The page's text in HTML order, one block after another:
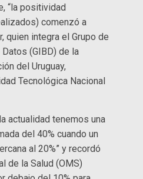
“la positividad
comenzó a
quien integra el Grupo de
(GIBD) de la
del Uruguay,
Tecnológica Nacional
actualidad tenemos una
del 40% cuando un
al 20%” y recordó
de la Salud (OMS)